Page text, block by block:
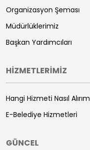
Organizasyon Şeması
Müdürlüklerimiz
Başkan Yardımcıları
HİZMETLERİMİZ
Hangi Hizmeti Nasıl Alırım
E-Belediye Hizmetleri
GÜNCEL